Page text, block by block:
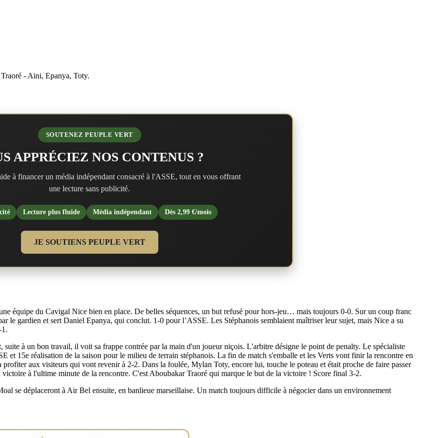
- Aini, Epanya, Toty.
SOUTENEZ PEUPLE VERT
APPRÉCIEZ NOS CONTENUS ?
à financer un média indépendant consacré à l'ASSE, tout en vous offrant
une lecture sans publicité.
Lecture plus fluide Média indépendant Dès 2,99 €/mois
JE SOUTIENS PEUPLE VERT
équipe du Cavigal Nice bien en place. De belles séquences, un but refusé pour hors-jeu… mais toujours 0-0. Sur un coup franc
le gardien et sert Daniel Epanya, qui conclut. 1-0 pour l’ASSE. Les Stéphanois semblaient maîtriser leur sujet, mais Nice a su
à un bon travail, il voit sa frappe contrée par la main d'un joueur niçois. L'arbitre désigne le point de penalty. Le spécialiste
et 15e réalisation de la saison pour le milieu de terrain stéphanois. La fin de match s'emballe et les Verts vont finir la rencontre en
aux visiteurs qui vont revenir à 2-2. Dans la foulée, Mylan Toty, encore lui, touche le poteau et était proche de faire passer
à l'ultime minute de la rencontre. C'est Aboubakar Traoré qui marque le but de la victoire ! Score final 3-2.
se déplaceront à Air Bel ensuite, en banlieue marseillaise. Un match toujours difficile à négocier dans un environnement